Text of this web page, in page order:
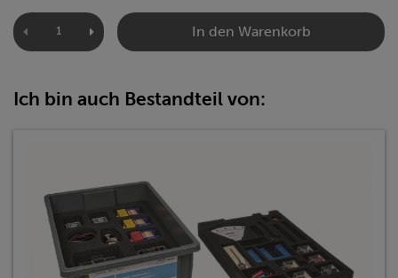
In den Warenkorb
Ich bin auch Bestandteil von: